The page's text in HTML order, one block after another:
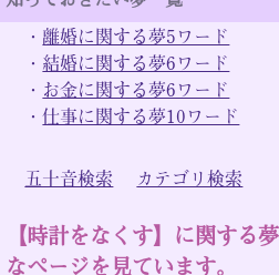
・ 離婚に関する夢5ワード
・ 結婚に関する夢6ワード
・ お金に関する夢6ワード
・仕事に関する夢10ワード
五十音検索 カテゴリ検索
【時計をなくす】に関する
なページを見ています。